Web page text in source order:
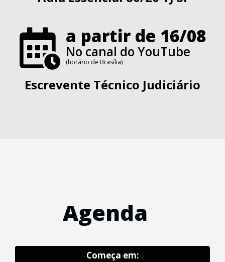
a partir de 16/08
No canal do YouTube
(horário de Brasília)
Escrevente Técnico Judiciário
Agenda
Começa em: